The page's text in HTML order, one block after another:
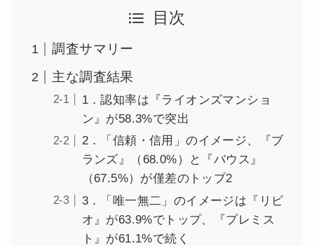
目次
調査サマリー
主な調査結果
1．認知率は『ライオンズマンショ
ン』が58.3%で突出
2．「信頼・信用」のイメージ、『ブ
ランズ』（68.0%）と『バウス』
（67.5%）が僅差のトップ2
3．「唯一無二」のイメージは『リビ
オ』が63.9%でトップ、『プレミス
ト』が61.1%で続く